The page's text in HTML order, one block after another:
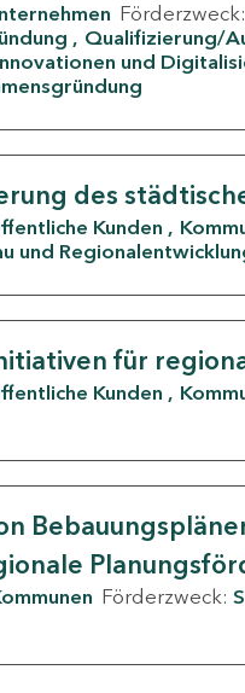
Förderzweck:
Qualifizierung/
und
des
Kunden
und
für
Kunden
Förderzweck: